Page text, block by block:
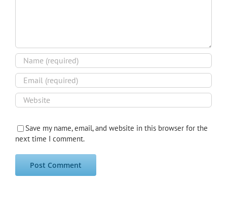
Save my name, email, and website in this browser for the
next time I comment.